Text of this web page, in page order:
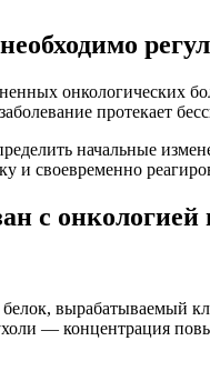
онкологических
протекает
начальные
и своевременно
с онкологией
вырабатываемый
— концентрация